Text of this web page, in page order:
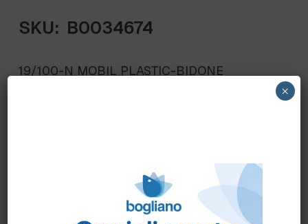
SKU: B0034674
19/100-N MOBIL PLASTIC-BIDONE
INDUSTRIALE ALIMENTARE lt.100 art.19/100-
Come ordinare?
×